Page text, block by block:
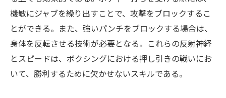
機敏にジャブを繰り出すことで、攻撃をブロックするこ
とができる。また、強いパンチをブロックする場合は、
身体を反転させる技術が必要となる。これらの反射神経
とスピードは、ボクシングにおける押し引きの戦いにお
いて、勝利するために欠かせないスキルである。